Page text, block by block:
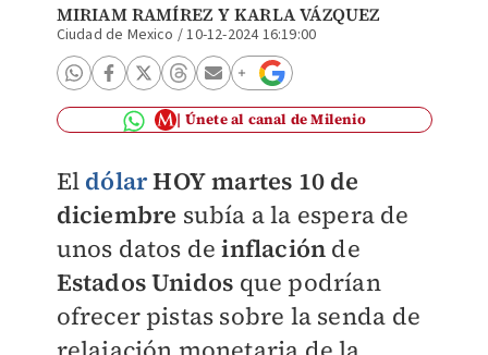
MIRIAM RAMÍREZ YKARLA VÁZQUEZ
Ciudad de Mexico /10-12-2024 16:19:00
Únete al canal de Milenio
El dólarHOY martes 10 de
diciembre subía a la espera de
unos datos deinflación de
Estados Unidos que podrían
ofrecer pistas sobre la senda de